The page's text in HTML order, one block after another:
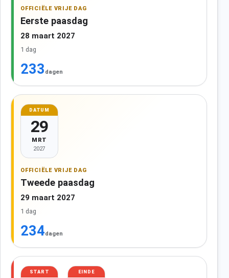
OFFICIËLE VRIJE DAG
Eerste paasdag
28 maart 2027
1 dag
233 dagen
DATUM
29
MRT
2027
OFFICIËLE VRIJE DAG
Tweede paasdag
29 maart 2027
1 dag
234dagen
START EINDE